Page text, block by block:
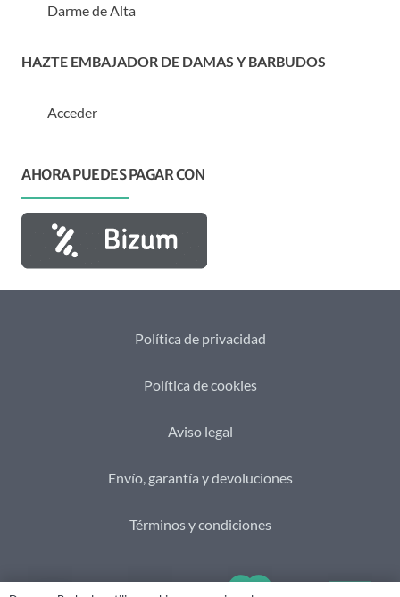
Darme de Alta
HAZTE EMBAJADOR DE DAMAS Y BARBUDOS
Acceder
AHORA PUEDES PAGAR CON
Política de privacidad
Política de cookies
Aviso legal
Envío, garantía y devoluciones
Términos y condiciones